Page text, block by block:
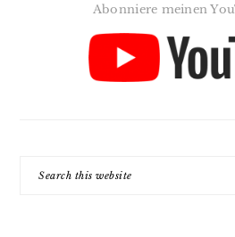
Abonniere meinen